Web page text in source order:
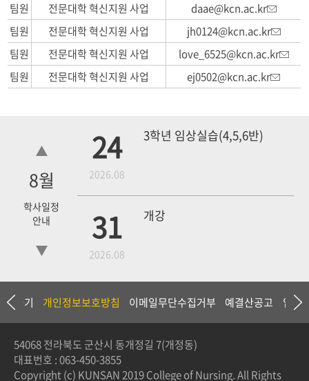
팀원
전문대학 혁신지원 사업
daae@kcn.ac.kr
팀원
전문대학 혁신지원 사업
jh0124@kcn.ac.kr
팀원
전문대학 혁신지원 사업
love_6525@kcn.ac.kr
팀원
전문대학 혁신지원 사업 ej0502@kcn.ac.kr
8월
학사일정
안내
24
2026.08
3학년 임상실습(4,5,6반)
31
2026.08
개강
18 4학년 1차 모의고사
3학년 중간고사
담하기 개인정보보호방침 이메일무단수집거부 예결산공고 입찰
54068 전라북도 군산시 동개정길 7(개정동)
대표번호 :063-450-3855
Copyright (c) KUNSAN 2019 College of Nursing. All Rights